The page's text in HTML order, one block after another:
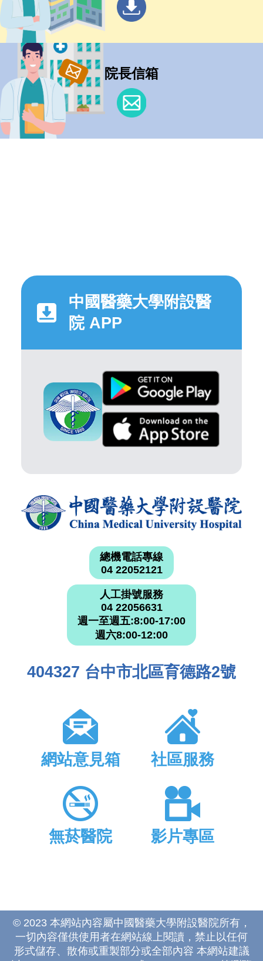
院長信箱
中國醫藥大學附設醫
院 APP
總機電話專線
04 22052121
人工掛號服務
04 22056631
週一至週五:8:00-17:00
週六8:00-12:00
404327 台中市北區育德路2號
網站意見箱 社區服務
無菸醫院 影片專區
© 2023 本網站內容屬中國醫藥大學附設醫院所有，
一切內容僅供使用者在網站線上閱讀，禁止以任何
形式儲存、散佈或重製部分或全部內容 本網站建議